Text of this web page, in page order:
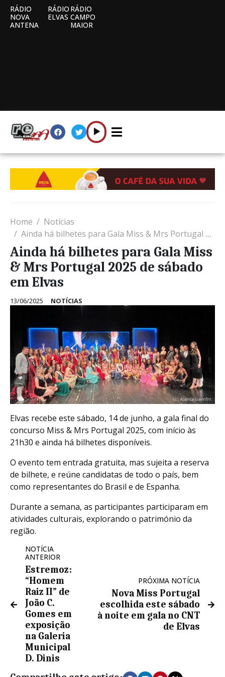
RÁDIO
NOVA
ANTENA
RÁDIO
ELVAS
RÁDIO
CAMPO
MAIOR
Home
Notícias
Ainda há bilhetes para Gala Miss & Mrs Portugal 2025 de sábado em Elvas
Ainda há bilhetes para Gala Miss
& Mrs Portugal 2025 de sábado
em Elvas
13/06/2025 NOTÍCIAS
Elvas recebe este sábado, 14 de junho, a gala final do
concurso Miss & Mrs Portugal 2025, com início às
21h30 e ainda há bilhetes disponíveis.
O evento tem entrada gratuita, mas sujeita a reserva
de bilhete, e reúne candidatas de todo o país, bem
como representantes do Brasil e de Espanha.
Durante a semana, as participantes participaram em
atividades culturais, explorando o património da
região.
NOTÍCIA
ANTERIOR
Estremoz:
“Homem
Raiz II” de
João C.
Gomes em
exposição
na Galeria
Municipal
D. Dinis
PRÓXIMA NOTÍCIA
Nova Miss Portugal
escolhida este sábado
à noite em gala no CNT
de Elvas